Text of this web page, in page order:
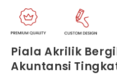
Piala Akrilik
Akuntansi